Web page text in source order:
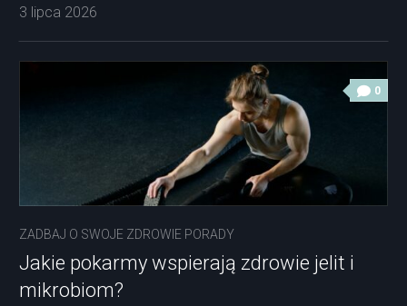
3 lipca 2026
0
ZADBAJ O SWOJE ZDROWIE PORADY
Jakie pokarmy wspierają zdrowie jelit i
mikrobiom?